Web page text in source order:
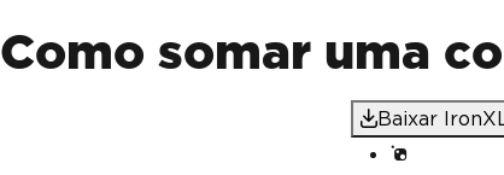
Como somar uma
Baixar